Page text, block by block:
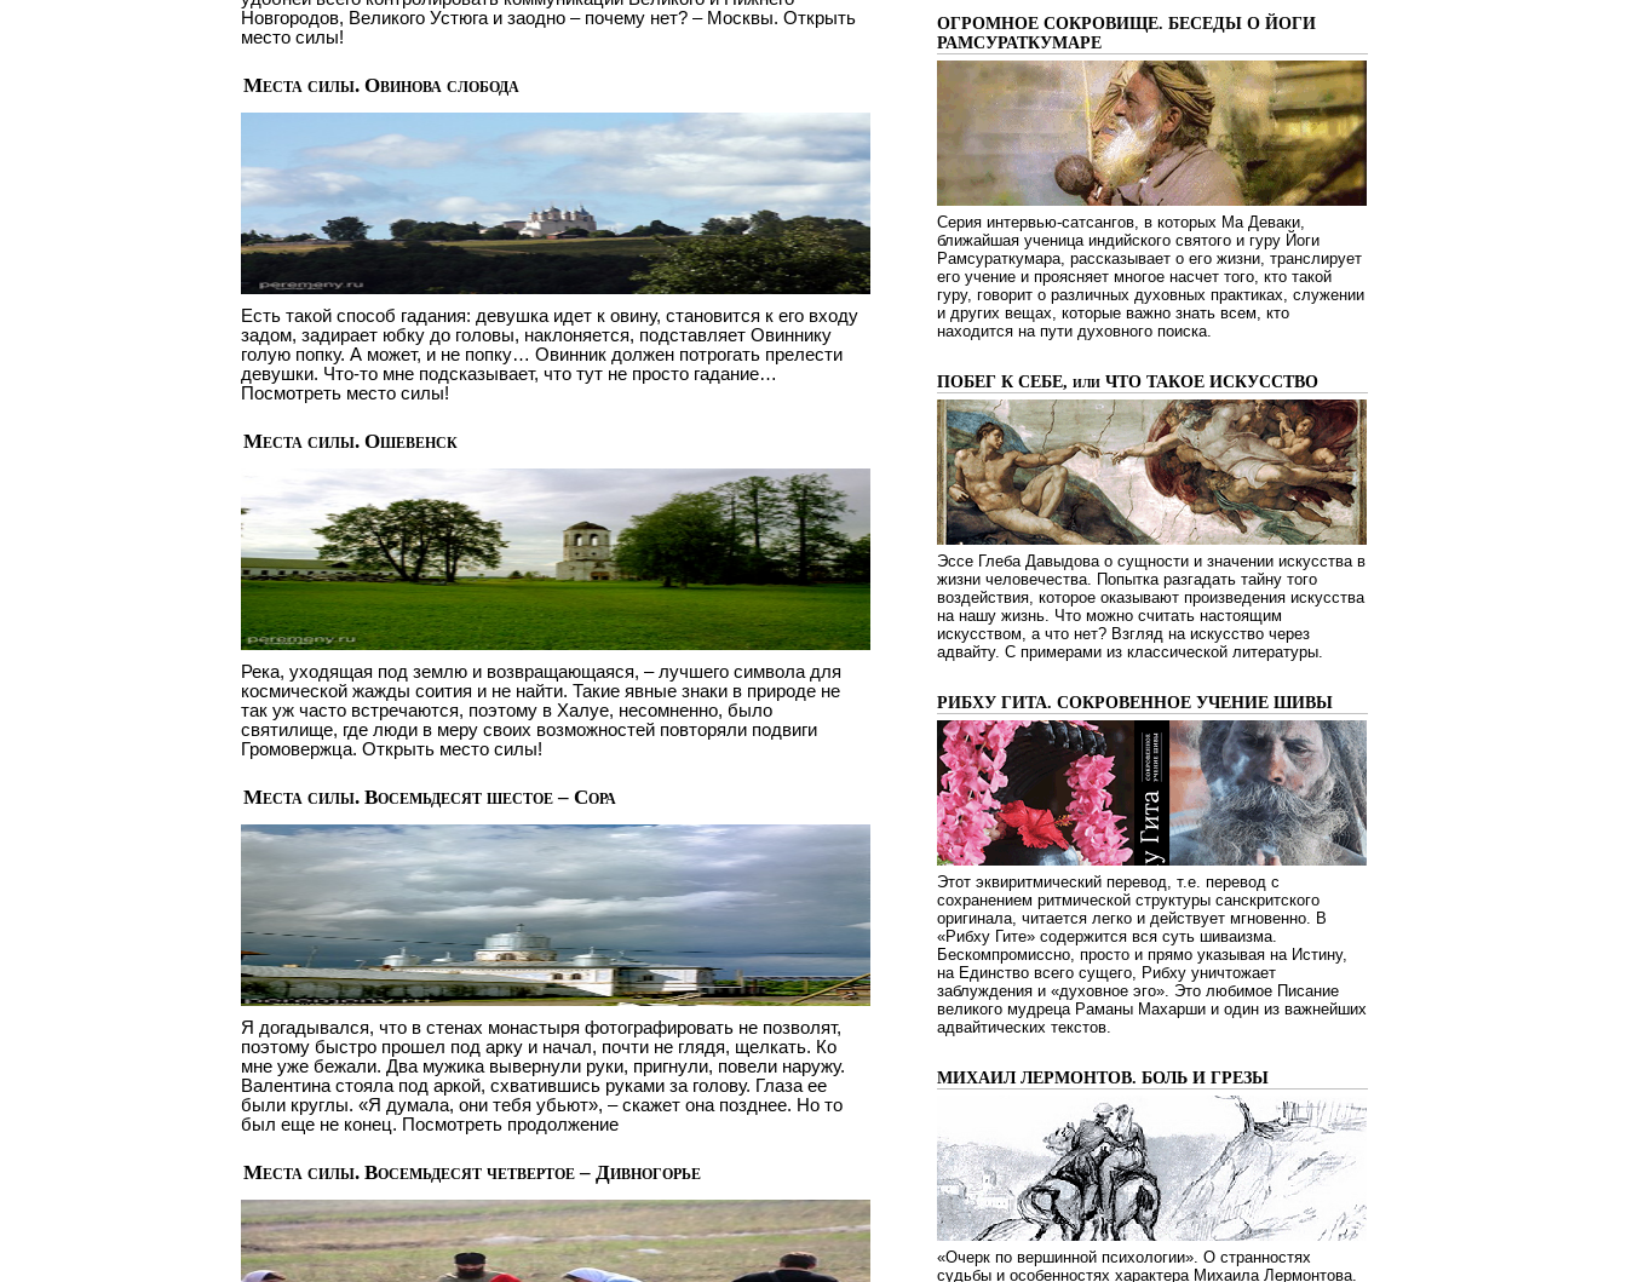
Новгородов, Великого Устюга и заодно – почему нет? – Москвы. Открыть
место силы!
Места силы. Овинова слобода
Есть такой способ гадания: девушка идет к овину, становится к его входу
задом, задирает юбку до головы, наклоняется, подставляет Овиннику
голую попку. А может, и не попку… Овинник должен потрогать прелести
девушки. Что-то мне подсказывает, что тут не просто гадание…
Посмотреть место силы!
Места силы. Ошевенск
Река, уходящая под землю и возвращающаяся, – лучшего символа для
космической жажды соития и не найти. Такие явные знаки в природе не
так уж часто встречаются, поэтому в Халуе, несомненно, было
святилище, где люди в меру своих возможностей повторяли подвиги
Громовержца. Открыть место силы!
Места силы. Восемьдесят шестое – Сора
Я догадывался, что в стенах монастыря фотографировать не позволят,
поэтому быстро прошел под арку и начал, почти не глядя, щелкать. Ко
мне уже бежали. Два мужика вывернули руки, пригнули, повели наружу.
Валентина стояла под аркой, схватившись руками за голову. Глаза ее
были круглы. «Я думала, они тебя убьют», – скажет она позднее. Но то
был еще не конец. Посмотреть продолжение
Места силы. Восемьдесят четвертое – Дивногорье
ОГРОМНОЕ СОКРОВИЩЕ. БЕСЕДЫ О ЙОГИ
РАМСУРАТКУМАРЕ
Серия интервью-сатсангов, в которых Ма Деваки,
ближайшая ученица индийского святого и гуру Йоги
Рамсураткумара, рассказывает о его жизни, транслирует
его учение и проясняет многое насчет того, кто такой
гуру, говорит о различных духовных практиках, служении
и других вещах, которые важно знать всем, кто
находится на пути духовного поиска.
ПОБЕГ К СЕБЕ, или ЧТО ТАКОЕ ИСКУССТВО
Эссе Глеба Давыдова о сущности и значении искусства в
жизни человечества. Попытка разгадать тайну того
воздействия, которое оказывают произведения искусства
на нашу жизнь. Что можно считать настоящим
искусством, а что нет? Взгляд на искусство через
адвайту. С примерами из классической литературы.
РИБХУ ГИТА. СОКРОВЕННОЕ УЧЕНИЕ ШИВЫ
Этот эквиритмический перевод, т.е. перевод с
сохранением ритмической структуры санскритского
оригинала, читается легко и действует мгновенно. В
«Рибху Гите» содержится вся суть шиваизма.
Бескомпромиссно, просто и прямо указывая на Истину,
на Единство всего сущего, Рибху уничтожает
заблуждения и «духовное эго». Это любимое Писание
великого мудреца Раманы Махарши и один из важнейших
адвайтических текстов.
МИХАИЛ ЛЕРМОНТОВ. БОЛЬ И ГРЕЗЫ
«Очерк по вершинной психологии». О странностях
судьбы и особенностях характера Михаила Лермонтова.